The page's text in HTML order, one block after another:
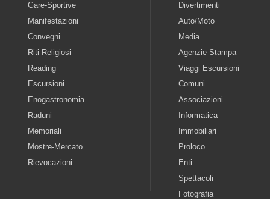
Gare-Sportive
Manifestazioni
Convegni
Riti-Religiosi
Reading
Escursioni
Enogastronomia
Raduni
Memoriali
Mostre-Mercato
Rievocazioni
Divertimenti
Auto/Moto
Media
Agenzie Stampa
Viaggi Escursioni
Comuni
Associazioni
Informatica
Immobiliari
Proloco
Enti
Spettacoli
Fotografia